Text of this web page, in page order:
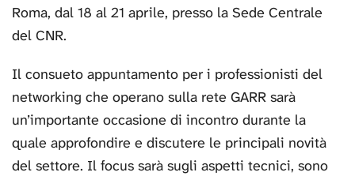
Roma, dal 18 al 21 aprile, presso la Sede Centrale
del CNR.
Il consueto appuntamento per i professionisti del
networking che operano sulla rete GARR sarà
un’importante occasione di incontro durante la
quale approfondire e discutere le principali novità
del settore. Il focus sarà sugli aspetti tecnici, sono